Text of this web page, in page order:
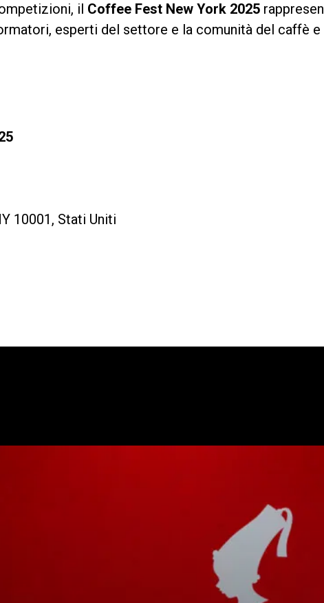
il Coffee Fest New York 2025
esperti del settore e la comunità del caffè
10001, Stati Uniti